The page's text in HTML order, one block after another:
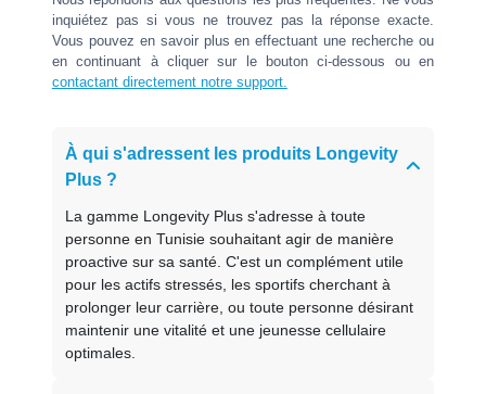
inquiétez pas si vous ne trouvez pas la réponse exacte.
Vous pouvez en savoir plus en effectuant une recherche ou
en continuant à cliquer sur le bouton ci-dessous ou en
contactant directement notre support.
À qui s'adressent les produits Longevity
Plus ?
La gamme Longevity Plus s'adresse à toute
personne en Tunisie souhaitant agir de manière
proactive sur sa santé. C'est un complément utile
pour les actifs stressés, les sportifs cherchant à
prolonger leur carrière, ou toute personne désirant
maintenir une vitalité et une jeunesse cellulaire
optimales.